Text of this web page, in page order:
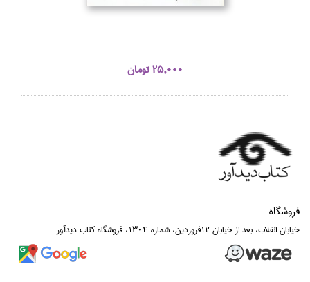
25,000 تومان
فروشگاه
خيابان انقلاب، بعد از خيابان 12فروردين، شماره 1304، فروشگاه كتاب ديدآور